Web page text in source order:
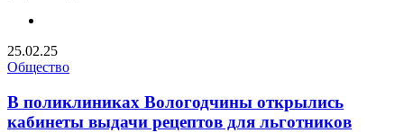
25.02.25
Общество
В поликлиниках Вологодчины открылись
кабинеты выдачи рецептов для льготников